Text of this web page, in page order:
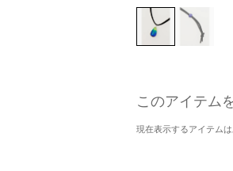
このアイテム
現在表示するアイテムは